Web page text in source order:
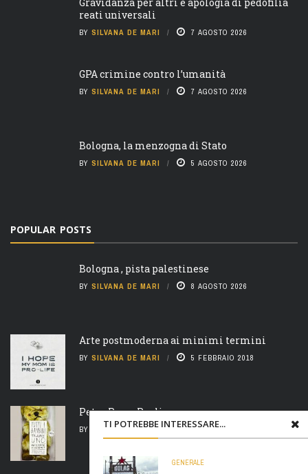
TI POTREBBE INTERESSARE...
GENERALE
Gravidanza per altri e apologia di pedofilia
reati universali
BY SILVANA DE MARI 7 AGOSTO 2026
GPA crimine contro l’umanità
BY SILVANA DE MARI 7 AGOSTO 2026
Bologna, la menzogna di Stato
BY SILVANA DE MARI 5 AGOSTO 2026
POPULAR POSTS
Bologna , pista palestinese
BY SILVANA DE MARI 8 AGOSTO 2026
Arte postmoderna ai minimi termini
BY SILVANA DE MARI 5 FEBBRAIO 2018
Peter Pan e Pauline
BY SILVANA DE MARI 6 FEBBRAIO 2018